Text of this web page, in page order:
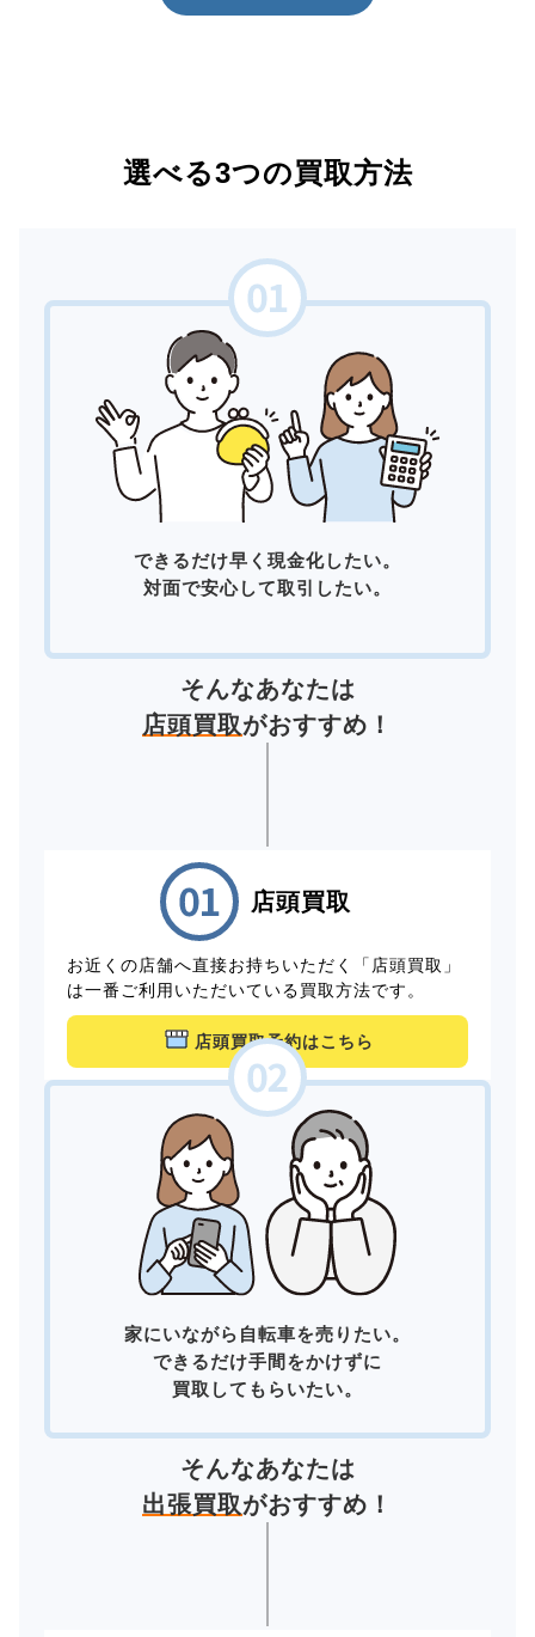
選べる3つの買取方法
できるだけ早く現金化したい。
対面で安心して取引したい。
そんなあなたは
店頭買取がおすすめ！
店頭買取
お近くの店舗へ直接お持ちいただく「店頭買取」
は一番ご利用いただいている買取方法です。
店頭買取予約はこちら
家にいながら自転車を売りたい。
できるだけ手間をかけずに
買取してもらいたい。
そんなあなたは
出張買取がおすすめ！